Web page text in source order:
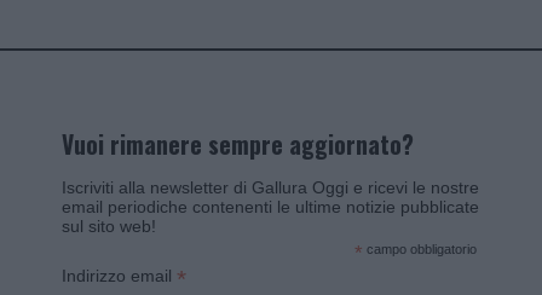
Vuoi rimanere sempre aggiornato?
Iscriviti alla newsletter di Gallura Oggi e ricevi le nostre
email periodiche contenenti le ultime notizie pubblicate
sul sito web!
* campo obbligatorio
Indirizzo email *